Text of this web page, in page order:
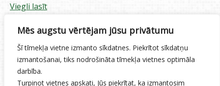
Mēs augstu vērtējam jūsu privātumu
Šī tīmekļa vietne izmanto sīkdatnes. Piekrītot sīkdatņu
izmantošanai, tiks nodrošināta tīmekļa vietnes optimāla
darbība.
Turpinot vietnes apskati, Jūs piekrītat, ka izmantosim
Viegli lasīt
Piekļūstamības paziņojums
Sīkdatņu izmantošana
Privātuma politika